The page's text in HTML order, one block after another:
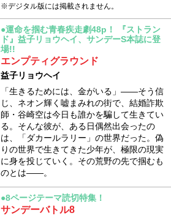
※デジタル版には掲載されません。
●運命を掴む青春疾走劇48p！ 『ストラン
ド』益子リョウヘイ、サンデーS本誌に登
場!!
エンプティグラウンド
益子リョウヘイ
「生きるためには、金がいる」――そう信
じ、ネオン輝く嘘まみれの街で、結婚詐欺
師・谷崎空は今日も誰かを騙して生きてい
る。そんな彼が、ある日偶然出会ったの
は、「ダカールラリー」の世界だった。偽
りの世界で生きてきた少年が、極限の現実
に身を投じていく。その荒野の先で掴むも
のとは――。
●8ページテーマ読切特集！
サンデーバトル8